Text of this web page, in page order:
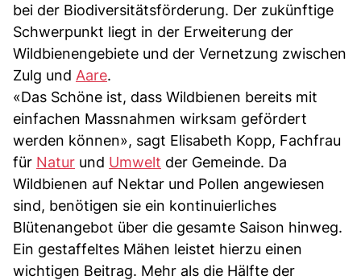
bei der Biodiversitätsförderung. Der zukünftige
Schwerpunkt liegt in der Erweiterung der
Wildbienengebiete und der Vernetzung zwischen
Zulg und Aare.
«Das Schöne ist, dass Wildbienen bereits mit
einfachen Massnahmen wirksam gefördert
werden können», sagt Elisabeth Kopp, Fachfrau
für Natur und Umwelt der Gemeinde. Da
Wildbienen auf Nektar und Pollen angewiesen
sind, benötigen sie ein kontinuierliches
Blütenangebot über die gesamte Saison hinweg.
Ein gestaffeltes Mähen leistet hierzu einen
wichtigen Beitrag. Mehr als die Hälfte der